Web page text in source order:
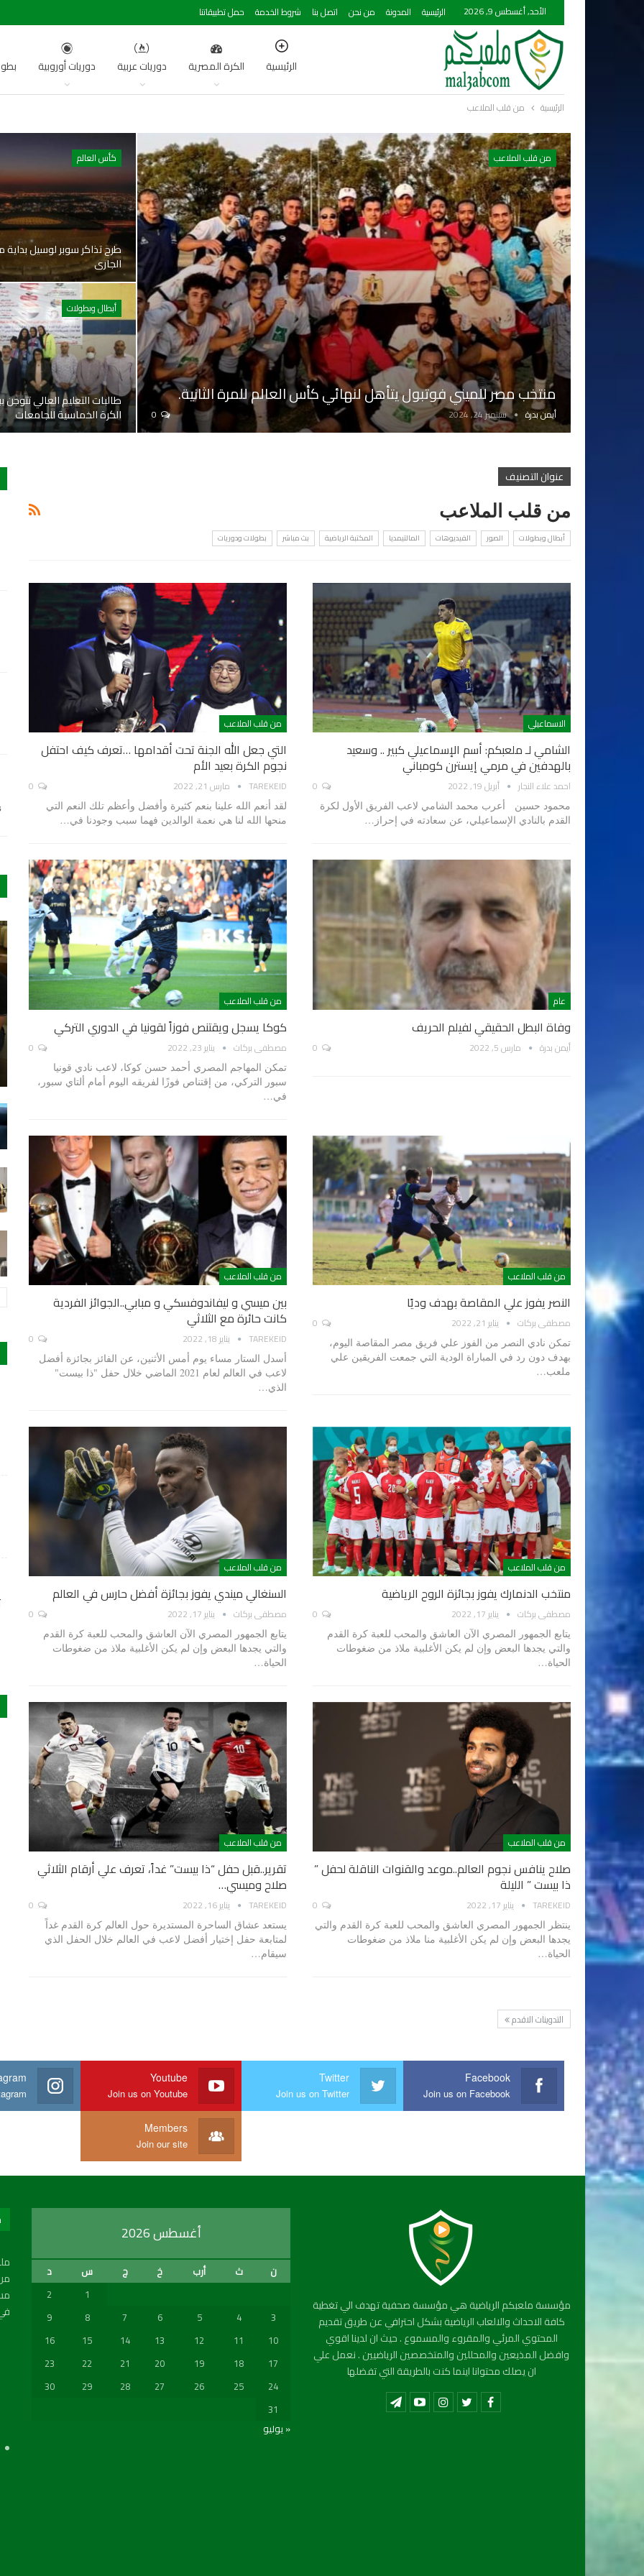
الأحد, أغسطس 9, 2026 الرئيسية المدونة من نحن اتصل بنا شروط الخدمة حمل تطبيقاتنا
الرئيسية الكرة المصرية دوريات عربية دوريات أوروبية
الرئيسية من قلب الملاعب
من قلب الملاعب
منتخب مصر للميني فوتبول يتأهل لنهائي كأس العالم للمرة الثانية.
أيمن بدرة سبتمبر 24, 2024
كأس العالم
الجاري
أبطال وبطولات
طالبات التعليم العالي تتوجن
الكرة الخماسية للجامعات
عنوان التصنيف
من قلب الملاعب
أبطال وبطولات الصور الفيديوهات المالتيمديا المكتبة الرياضية بث مباشر بطولات ودوريات
الاسماعيلي
الشامي لـ ملعبكم: أسم الإسماعيلي كبير .. وسعيد
بالهدفين في مرمي إيسترن كومباني
احمد علاء النجار أبريل 19, 2022
محمود حسين أعرب محمد الشامي لاعب الفريق الأول لكرة
القدم بالنادي الإسماعيلي، عن سعادته في إحراز…
من قلب الملاعب
التي جعل الله الجنة تحت أقدامها …تعرف كيف احتفل
نجوم الكرة بعيد الأم
TAREKEID مارس 21, 2022
لقد أنعم الله علينا بنعم كثيرة وأفضل وأعظم تلك النعم التي
منحها الله لنا هي نعمة الوالدين فهما سبب وجودنا في…
عام
وفاة البطل الحقيقي لفيلم الحريف
أيمن بدرة مارس 5, 2022
من قلب الملاعب
كوكا يسجل ويقتنص فوزاً لقونيا في الدوري التركي
مصطفى بركات يناير 23, 2022
تمكن المهاجم المصري أحمد حسن كوكا، لاعب نادي قونيا
سبور التركي، من إقتناص فوزًا لفريقه اليوم أمام ألتاي سبور،
في…
من قلب الملاعب
النصر يفوز علي المقاصة بهدف وديًا
مصطفى بركات يناير 21, 2022
تمكن نادي النصر من الفوز علي فريق مصر المقاصة اليوم،
بهدف دون رد في المباراة الودية التي جمعت الفريقين علي
ملعب…
من قلب الملاعب
بين ميسي و ليفاندوفسكي و مبابي..الجوائز الفردية
كانت حائرة مع الثلاثي
TAREKEID يناير 18, 2022
أسدل الستار مساء يوم أمس الأثنين، عن الفائز بجائزة أفضل
لاعب في العالم لعام 2021 الماضي خلال حفل "ذا بيست"
الذي…
من قلب الملاعب
منتخب الدنمارك يفوز بجائزة الروح الرياضية
مصطفى بركات يناير 17, 2022
يتابع الجمهور المصري الآن العاشق والمحب للعبة كرة القدم
والتي يجدها البعض وإن لم يكن الأغلبية ملاذ من ضغوطات
الحياة…
من قلب الملاعب
السنغالي ميندي يفوز بجائزة أفضل حارس في العالم
مصطفى بركات يناير 17, 2022
يتابع الجمهور المصري الآن العاشق والمحب للعبة كرة القدم
والتي يجدها البعض وإن لم يكن الأغلبية ملاذ من ضغوطات
الحياة…
من قلب الملاعب
صلاح ينافس نجوم العالم..موعد والقنوات الناقلة لحفل ”
ذا بيست ” الليلة
TAREKEID يناير 17, 2022
ينتظر الجمهور المصري العاشق والمحب للعبة كرة القدم والتي
يجدها البعض وإن لم يكن الأغلبية منا ملاذ من ضغوطات
الحياة…
من قلب الملاعب
تقرير..قبل حفل “ذا بيست” غداً، تعرف علي أرقام الثلاثي
صلاح وميسي…
TAREKEID يناير 16, 2022
يستعد عشاق الساحرة المستديرة حول العالم كرة القدم غداً
لمتابعة حفل إختيار أفضل لاعب في العالم خلال الحفل الذي
سيقام…
التدوينات الاقدم
Facebook
Join us on Facebook
Twitter
Join us on Twitter
Youtube
Join us on Youtube
Members
Join our site
مؤسسة ملعبكم الرياضية هي مؤسسة صحفية تهدف الي تغطية
كافة الاحداث والالعاب الرياضية بشكل احترافي عن طريق تقديم
المحتوي المرئي والمقروء والمسموع . حيث ان لدينا اقوي
وافضل المذيعين والمحللين والمتخصصين الرياضيين . نعمل علي
ان يصلك محتوانا اينما كنت بالطريقة التي تفضلها
أغسطس 2026
ن ث أرب خ ج س
د
1
2
3
4
5
6
7
8
9
10
11
12
13
14
15
16
17
18
19
20
21
22
23
24
25
26
27
28
29
30
31
« يوليو